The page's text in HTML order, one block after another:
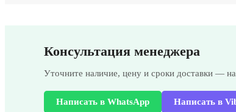
Консультация менеджера
Уточните наличие, цену и сроки доставки —
Написать в WhatsApp Написать в